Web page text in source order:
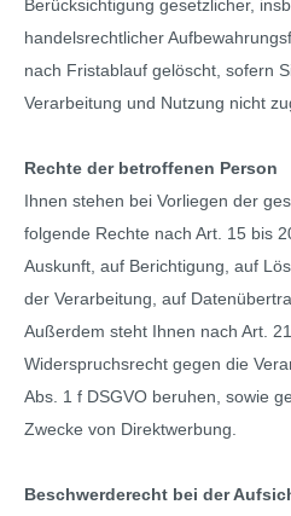
Berücksichtigung gesetzlicher,
handelsrechtlicher
nach Fristablauf gelöscht, sofern
Verarbeitung und Nutzung nicht
Rechte der betroffenen Person
Ihnen stehen bei Vorliegen der
folgende Rechte nach Art. 15 bis
Auskunft, auf Berichtigung, auf
der Verarbeitung, auf
Außerdem steht Ihnen nach Art.
Widerspruchsrecht gegen die
Abs. 1 f DSGVO beruhen, sowie
Zwecke von Direktwerbung.
Beschwerderecht bei der